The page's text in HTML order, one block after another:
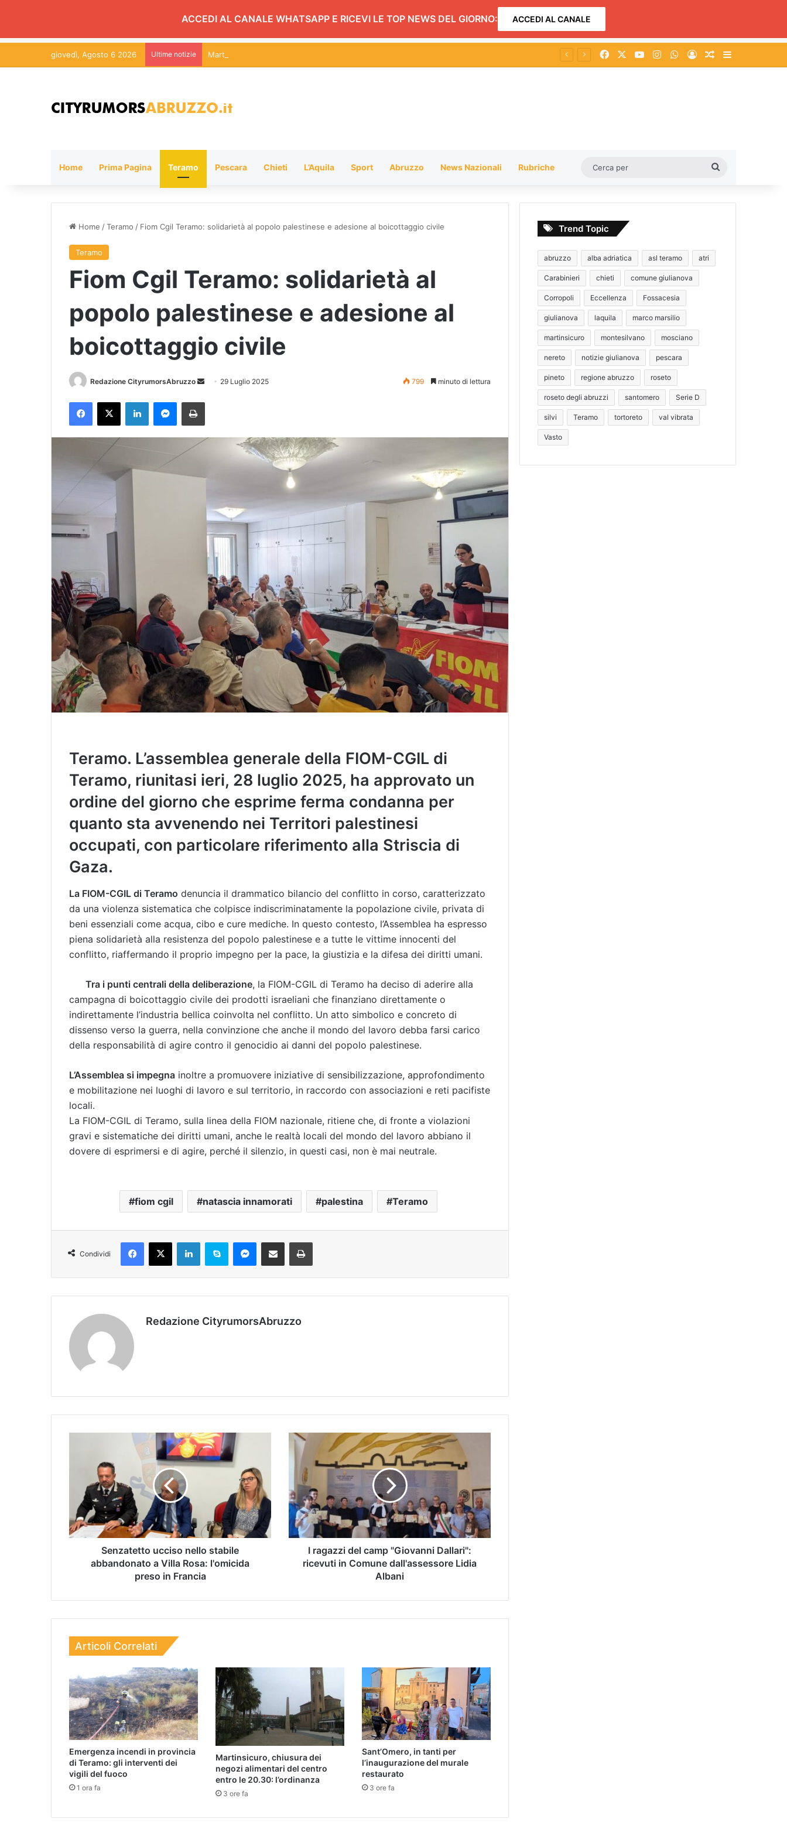
ACCEDI AL CANALE WHATSAPP E RICEVI LE TOP NEWS DEL GIORNO: ACCEDI AL CANALE
giovedì, Agosto 6 2026 Ultime notizie Martinsicuro, chiusura dei negozi alimentari del centro entro le 20.30: l’ordinanza Facebook You TubeInstagramWhatsApp
AccediUn articolo a
Home Prima Pagina Teramo Pescara Chieti L’Aquila Sport Abruzzo News Nazionali Rubriche
Home /Teramo / Fiom Cgil Teramo: solidarietà al popolo palestinese e adesione al boicottaggio civile
Teramo
Fiom Cgil Teramo: solidarietà al
popolo palestinese e adesione al
boicottaggio civile
Redazione CityrumorsAbruzzo
i
a
'
m
a
29 Luglio 2025 799 minuto di lettura
Teramo. L’assemblea generale della FIOM-CGIL di
Teramo, riunitasi ieri, 28 luglio 2025, ha approvato un
ordine del giorno che esprime ferma condanna per
quanto sta avvenendo nei Territori palestinesi
occupati, con particolare riferimento alla Striscia di
Gaza.
La FIOM-CGIL di Teramo denuncia il drammatico bilancio del conflitto in corso, caratterizzato
da una violenza sistematica che colpisce indiscriminatamente la popolazione civile, privata di
beni essenziali come acqua, cibo e cure mediche. In questo contesto, l’Assemblea ha espresso
piena solidarietà alla resistenza del popolo palestinese e a tutte le vittime innocenti del
conflitto, riaffermando il proprio impegno per la pace, la giustizia e la difesa dei diritti umani.
Tra i punti centrali della deliberazione, la FIOM-CGIL di Teramo ha deciso di aderire alla
campagna di boicottaggio civile dei prodotti israeliani che finanziano direttamente o
indirettamente l’industria bellica coinvolta nel conflitto. Un atto simbolico e concreto di
dissenso verso la guerra, nella convinzione che anche il mondo del lavoro debba farsi carico
della responsabilità di agire contro il genocidio ai danni del popolo palestinese.
L’Assemblea si impegna inoltre a promuovere iniziative di sensibilizzazione, approfondimento
e mobilitazione nei luoghi di lavoro e sul territorio, in raccordo con associazioni e reti pacifiste
locali.
La FIOM-CGIL di Teramo, sulla linea della FIOM nazionale, ritiene che, di fronte a violazioni
gravi e sistematiche dei diritti umani, anche le realtà locali del mondo del lavoro abbiano il
dovere di esprimersi e di agire, perché il silenzio, in questi casi, non è mai neutrale.
fiom cgil natascia innamorati palestina Teramo
Condividi
Redazione CityrumorsAbruzzo
Senzatetto ucciso nello stabile
abbandonato a Villa Rosa: l'omicida
preso in Francia
I ragazzi del camp "Giovanni Dallari":
ricevuti in Comune dall'assessore Lidia
Albani
Articoli Correlati
Emergenza incendi in provincia
di Teramo: gli interventi dei
vigili del fuoco
1 ora fa
Martinsicuro, chiusura dei
negozi alimentari del centro
entro le 20.30: l’ordinanza
3 ore fa
Sant’Omero, in tanti per
l’inaugurazione del murale
restaurato
3 ore fa
Trend Topic
abruzzo alba adriatica asl teramo atri
Carabinieri chieti comune giulianova
Corropoli Eccellenza Fossacesia
giulianova laquila marco marsilio
martinsicuro montesilvano mosciano
nereto notizie giulianova pescara
pineto regione abruzzo roseto
roseto degli abruzzi santomero Serie D
silvi Teramo tortoreto val vibrata
Vasto